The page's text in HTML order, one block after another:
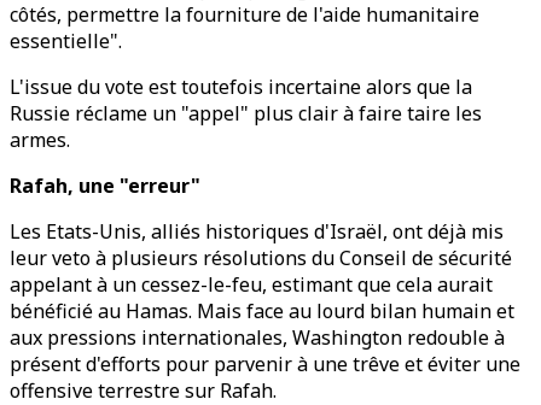
côtés, permettre la fourniture de l'aide humanitaire
essentielle".
L'issue du vote est toutefois incertaine alors que la
Russie réclame un "appel" plus clair à faire taire les
armes.
Rafah, une "erreur"
Les Etats-Unis, alliés historiques d'Israël, ont déjà mis
leur veto à plusieurs résolutions du Conseil de sécurité
appelant à un cessez-le-feu, estimant que cela aurait
bénéficié au Hamas. Mais face au lourd bilan humain et
aux pressions internationales, Washington redouble à
présent d'efforts pour parvenir à une trêve et éviter une
offensive terrestre sur Rafah.